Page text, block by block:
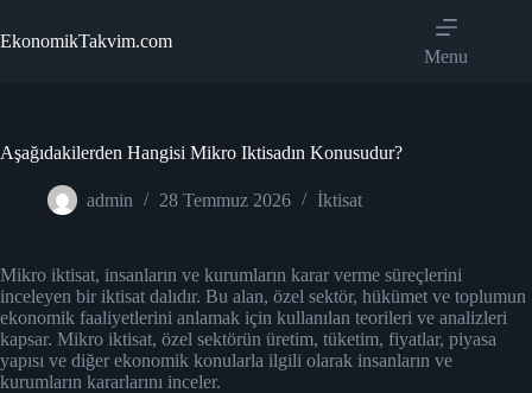
to
content
EkonomikTakvim.com
Menu
Aşağıdakilerden Hangisi Mikro Iktisadın Konusudur?
admin 28 Temmuz 2026 İktisat
Mikro iktisat, insanların ve kurumların karar verme süreçlerini
inceleyen bir iktisat dalıdır. Bu alan, özel sektör, hükümet ve toplumun
ekonomik faaliyetlerini anlamak için kullanılan teorileri ve analizleri
kapsar. Mikro iktisat, özel sektörün üretim, tüketim, fiyatlar, piyasa
yapısı ve diğer ekonomik konularla ilgili olarak insanların ve
kurumların kararlarını inceler.